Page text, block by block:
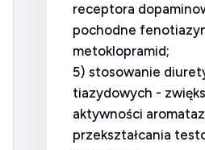
receptora
pochodne
metoklopramid;
5) stosowanie
tiazydowych -
aktywności
przekształcania